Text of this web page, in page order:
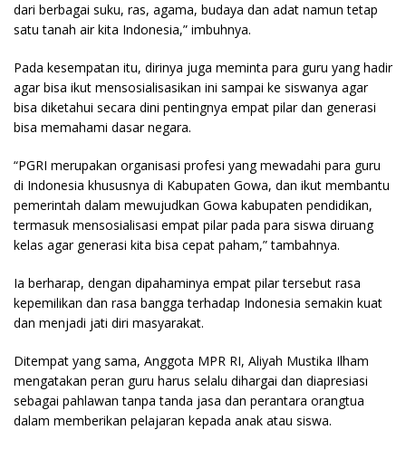
dari berbagai suku, ras, agama, budaya dan adat namun tetap
satu tanah air kita Indonesia,” imbuhnya.
Pada kesempatan itu, dirinya juga meminta para guru yang hadir
agar bisa ikut mensosialisasikan ini sampai ke siswanya agar
bisa diketahui secara dini pentingnya empat pilar dan generasi
bisa memahami dasar negara.
“PGRI merupakan organisasi profesi yang mewadahi para guru
di Indonesia khususnya di Kabupaten Gowa, dan ikut membantu
pemerintah dalam mewujudkan Gowa kabupaten pendidikan,
termasuk mensosialisasi empat pilar pada para siswa diruang
kelas agar generasi kita bisa cepat paham,” tambahnya.
Ia berharap, dengan dipahaminya empat pilar tersebut rasa
kepemilikan dan rasa bangga terhadap Indonesia semakin kuat
dan menjadi jati diri masyarakat.
Ditempat yang sama, Anggota MPR RI, Aliyah Mustika Ilham
mengatakan peran guru harus selalu dihargai dan diapresiasi
sebagai pahlawan tanpa tanda jasa dan perantara orangtua
dalam memberikan pelajaran kepada anak atau siswa.